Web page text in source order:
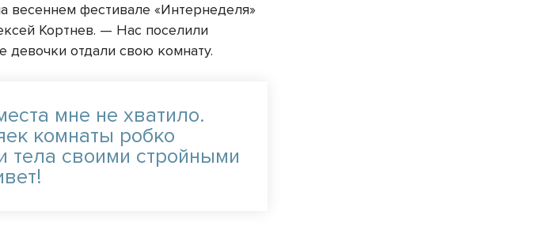
фестивале «Интернеделя»
Кортнев. — Нас поселили
отдали свою комнату.
мне не хватило.
комнаты робко
тела своими стройными